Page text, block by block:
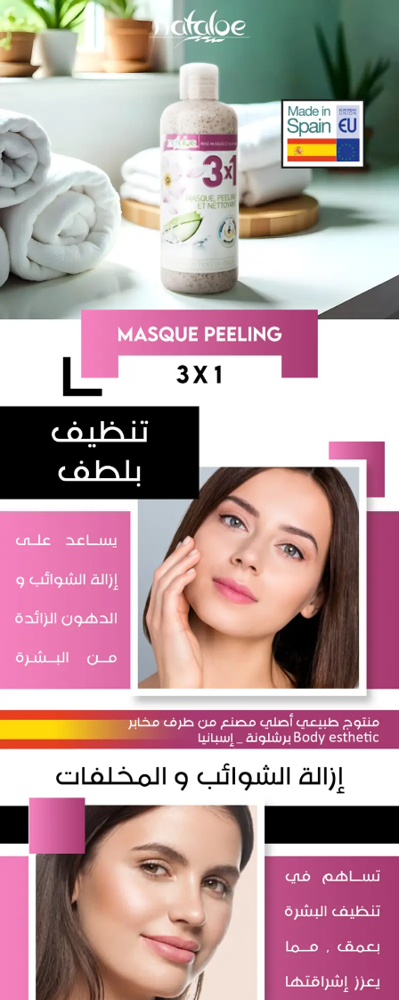
Sign in
Remember me Lost password?
Log in
Create an account